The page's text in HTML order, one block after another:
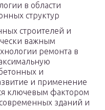
в области
структур
строителей и
важным
ремонта в
и
и применение
ключевым фактором
зданий и